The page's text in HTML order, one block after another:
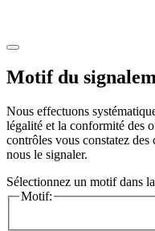
Motif du
Nous effectuons
légalité et la conformité des
contrôles vous constatez
nous le signaler.
Sélectionnez un motif dans
Motif: